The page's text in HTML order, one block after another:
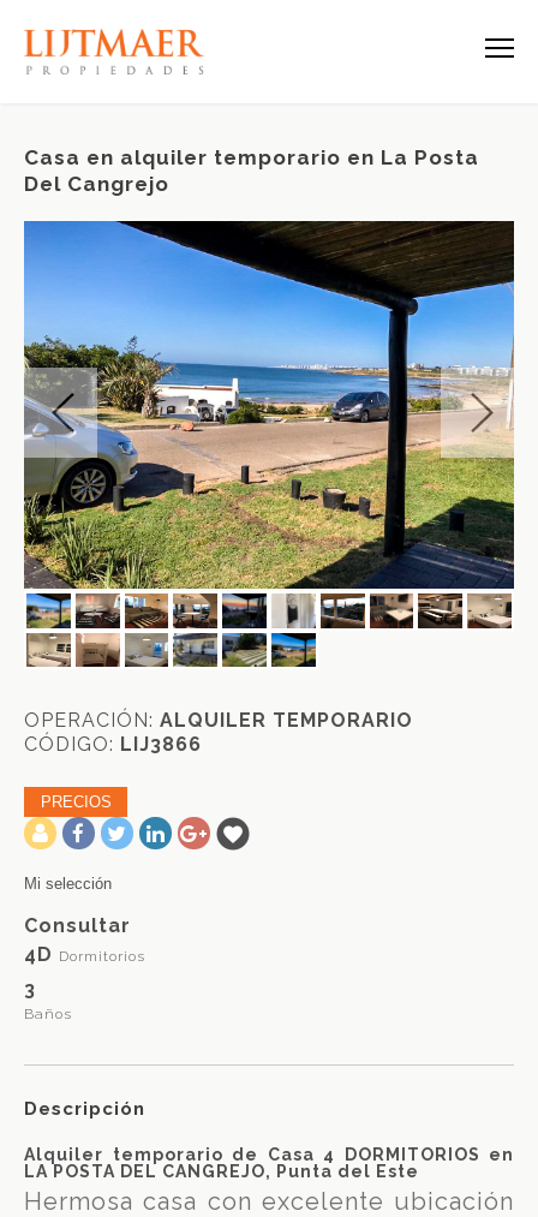
Casa en alquiler temporario en La Posta
Del Cangrejo
OPERACIÓN: ALQUILER TEMPORARIO
CÓDIGO: LIJ3866
PRECIOS
-
Mi selección
Consultar
4D Dormitorios
3
Baños
Descripción
Alquiler temporario de Casa 4 DORMITORIOS en
LA POSTA DEL CANGREJO, Punta del Este
Hermosa casa con excelente ubicación